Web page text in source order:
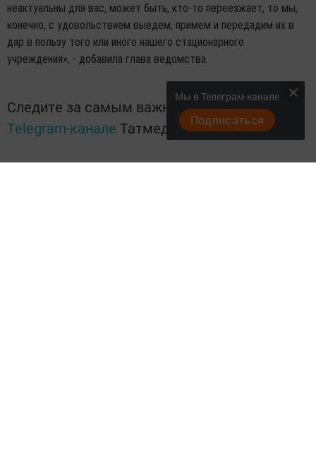
неактуальны для вас, может быть, кто-то переезжает, то мы,
конечно, с удовольствием выедем, примем и передадим их в
дар в пользу того или иного нашего стационарного
учреждения», - добавила глава ведомства.
Следите за самым важным и интересным в
Telegram-канале Татмедиа
Мы в Телеграм-канале
Подписаться